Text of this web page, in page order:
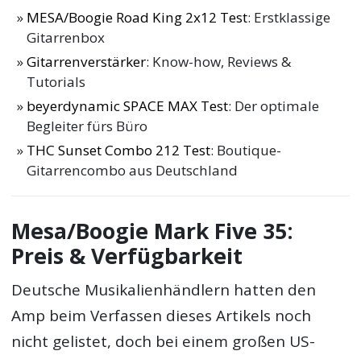
MESA/Boogie Road King 2x12 Test: Erstklassige
Gitarrenbox
Gitarrenverstärker: Know-how, Reviews &
Tutorials
beyerdynamic SPACE MAX Test: Der optimale
Begleiter fürs Büro
THC Sunset Combo 212 Test: Boutique-
Gitarrencombo aus Deutschland
Mesa/Boogie Mark Five 35:
Preis & Verfügbarkeit
Deutsche Musikalienhändlern hatten den
Amp beim Verfassen dieses Artikels noch
nicht gelistet, doch bei einem großen US-